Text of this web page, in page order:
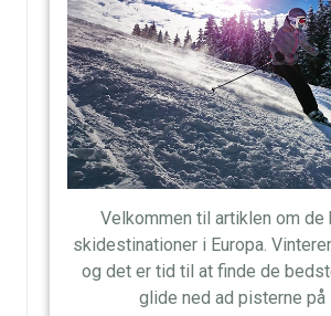
Velkommen til artiklen om de
skidestinationer i Europa.
og det er tid til at finde de
glide ned ad pisterne på